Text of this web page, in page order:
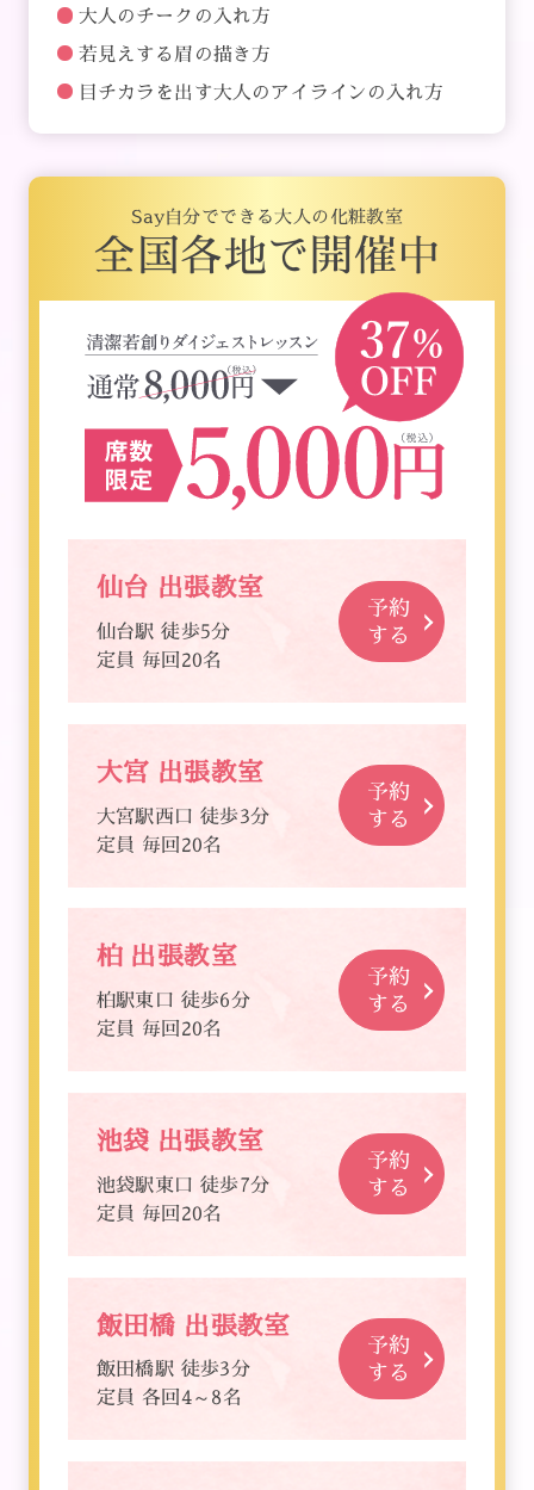
大人のチークの入れ方
若見えする眉の描き方
目チカラを出す大人のアイラインの入れ方
Say自分でできる大人の化粧教室
全国各地で開催中
仙台 出張教室
仙台駅 徒歩5分
定員 毎回20名
予約
する
大宮 出張教室
大宮駅西口 徒歩3分
定員 毎回20名
予約
する
柏 出張教室
柏駅東口 徒歩6分
定員 毎回20名
予約
する
池袋 出張教室
池袋駅東口 徒歩7分
定員 毎回20名
予約
する
飯田橋 出張教室
飯田橋駅 徒歩3分
定員 各回4～8名
予約
する